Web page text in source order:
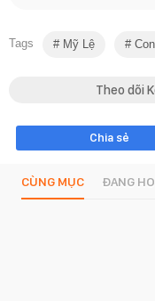
Tags Mỹ Lệ
Theo dõi
Chia sẻ
CÙNG MỤC ĐANG